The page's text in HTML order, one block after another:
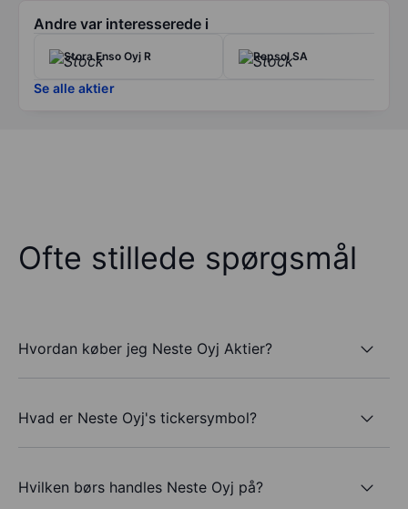
Andre var interesserede i
Stora Enso Oyj R Repsol SA
Se alle aktier
Ofte stillede spørgsmål
Hvordan køber jeg Neste Oyj Aktier?
Hvad er Neste Oyj's tickersymbol?
Hvilken børs handles Neste Oyj på?